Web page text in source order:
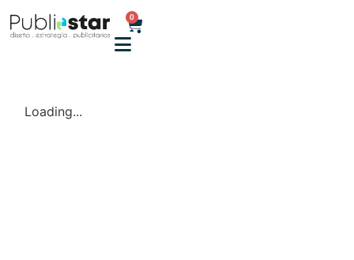
0
Loading...